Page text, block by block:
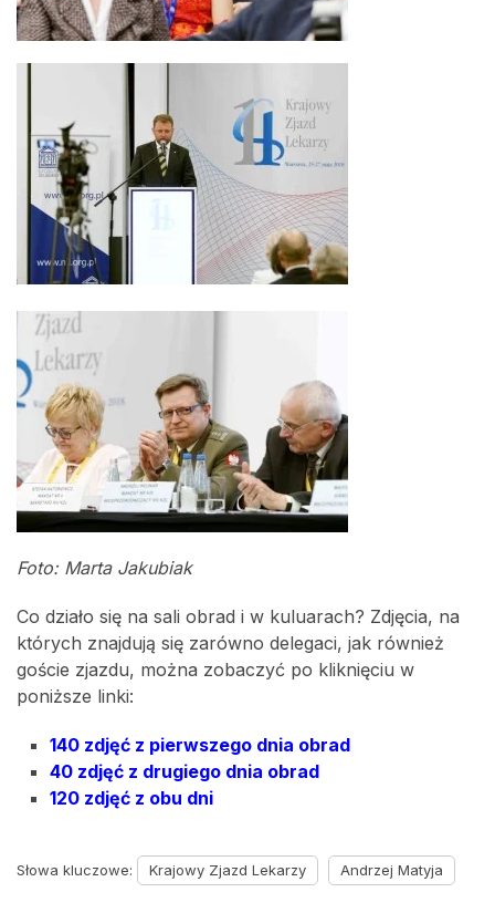
Foto: Marta Jakubiak
Co działo się na sali obrad i w kuluarach? Zdjęcia, na
których znajdują się zarówno delegaci, jak również
goście zjazdu, można zobaczyć po kliknięciu w
poniższe linki:
140 zdjęć z pierwszego dnia obrad
40 zdjęć z drugiego dnia obrad
120 zdjęć z obu dni
Słowa kluczowe: Krajowy Zjazd Lekarzy Andrzej Matyja